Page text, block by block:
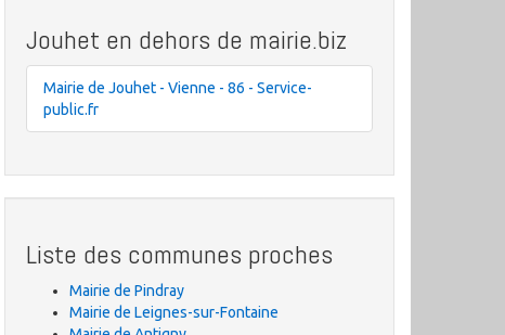
Jouhet en dehors de mairie.biz
Mairie de Jouhet - Vienne - 86 - Service-
public.fr
Liste des communes proches
Mairie de Pindray
Mairie de Leignes-sur-Fontaine